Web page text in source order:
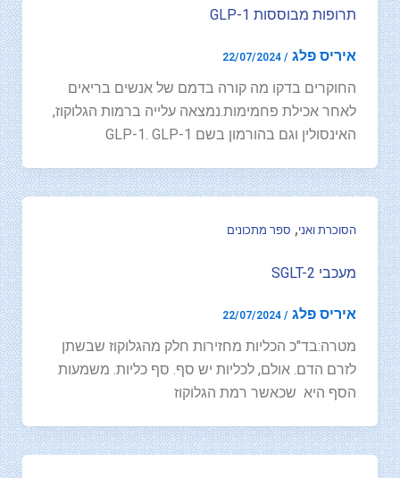
תרופות מבוססות GLP-1
איריס פלג /
22/07/2024
החוקרים בדקו מה קורה בדמם של אנשים בריאים
לאחר אכילת פחמימות.נמצאה עלייה ברמות הגלוקוז,
האינסולין וגם בהורמון בשם GLP-1. GLP-1
הסוכרת ואני, ספר מתכונים
מעכבי SGLT-2
איריס פלג /
22/07/2024
מטרה:בד"כ הכליות מחזירות חלק מהגלוקוז שבשתן
לזרם הדם. אולם, לכליות יש סף. סף כליות. משמעות
הסף היא שכאשר רמת הגלוקוז